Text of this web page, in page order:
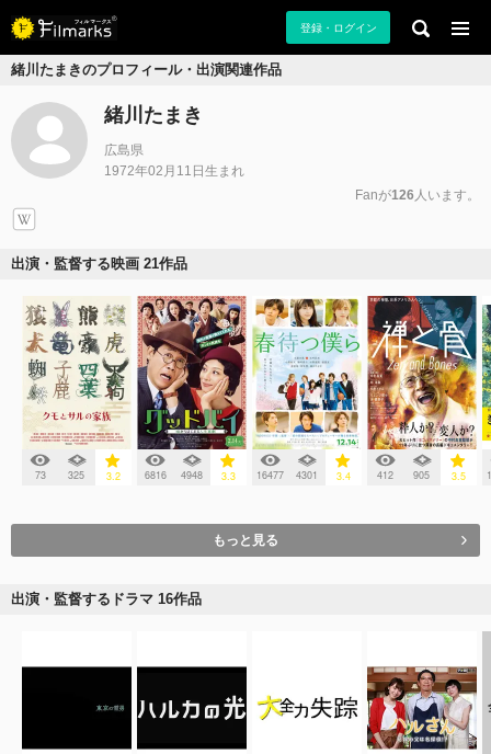
登録・ログイン
緒川たまきのプロフィール・出演関連作品
緒川たまき
広島県
1972年02月11日生まれ
Fanが126 人います。
出演・監督する映画 21作品
73 325 3.2 6816 4948 3.3 16477 4301 3.4 412 905 3.5
もっと見る
出演・監督するドラマ 16作品